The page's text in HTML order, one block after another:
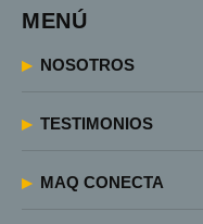
MENÚ
NOSOTROS
TESTIMONIOS
MAQ CONECTA